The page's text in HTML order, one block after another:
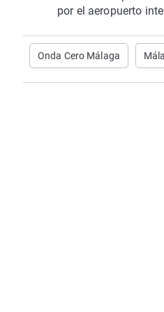
por el aeropuerto
Onda Cero Málaga